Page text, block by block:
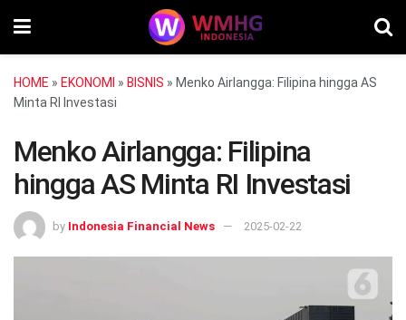
HOME » EKONOMI » BISNIS » Menko Airlangga: Filipina hingga AS
Minta RI Investasi
Menko Airlangga: Filipina
hingga AS Minta RI Investasi
by Indonesia Financial News 2025-02-22